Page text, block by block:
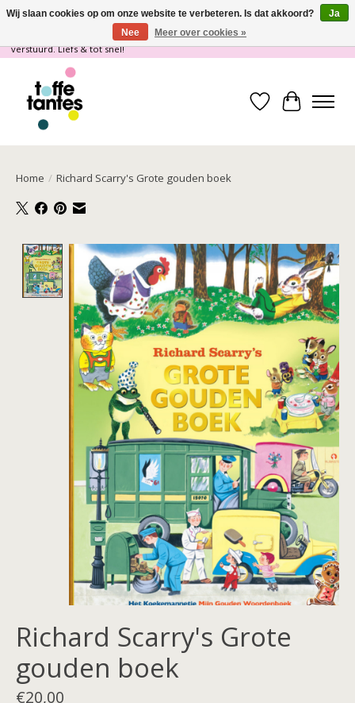
Wij gaan op vakantie! vanaf 4 juli t/m 21 juli worden er geen pakketjes
verstuurd. Liefs & tot snel!
Verlanglijst
Home / Richard Scarry's Grote gouden boek
Product image slideshow Items
Richard Scarry's Grote
gouden boek
€20,00
Wij slaan cookies op om onze website te verbeteren. Is dat akkoord?
Ja
Nee
Meer over cookies »